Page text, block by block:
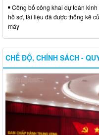
Công bố công khai dự toán
hồ sơ, tài liệu đã được thống kê
máy
CHẾ ĐỘ, CHÍNH SÁCH -